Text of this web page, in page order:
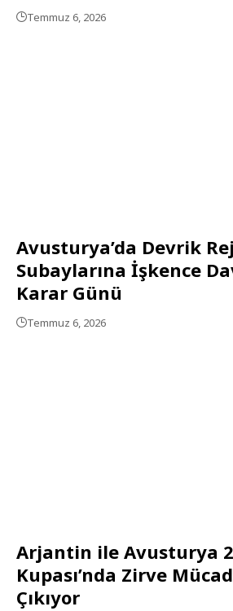
Temmuz 6, 2026
Avusturya’da Devrik
Subaylarına İşkence
Karar Günü
Temmuz 6, 2026
Arjantin ile Avusturya
Kupası’nda Zirve
Çıkıyor